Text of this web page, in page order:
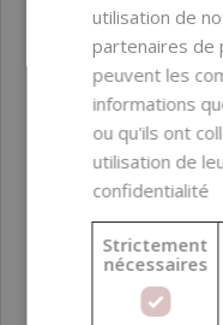
Huile
utilisation de
partenaires de
peuvent les
informations
ou qu'ils ont
utilisation de
confidentialité
Strictement
nécessaires